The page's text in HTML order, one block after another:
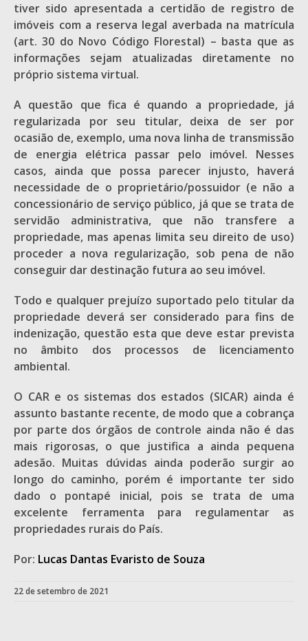
tiver sido apresentada a certidão de registro de
imóveis com a reserva legal averbada na matrícula
(art. 30 do Novo Código Florestal) – basta que as
informações sejam atualizadas diretamente no
próprio sistema virtual.
A questão que fica é quando a propriedade, já
regularizada por seu titular, deixa de ser por
ocasião de, exemplo, uma nova linha de transmissão
de energia elétrica passar pelo imóvel. Nesses
casos, ainda que possa parecer injusto, haverá
necessidade de o proprietário/possuidor (e não a
concessionário de serviço público, já que se trata de
servidão administrativa, que não transfere a
propriedade, mas apenas limita seu direito de uso)
proceder a nova regularização, sob pena de não
conseguir dar destinação futura ao seu imóvel.
Todo e qualquer prejuízo suportado pelo titular da
propriedade deverá ser considerado para fins de
indenização, questão esta que deve estar prevista
no âmbito dos processos de licenciamento
ambiental.
O CAR e os sistemas dos estados (SICAR) ainda é
assunto bastante recente, de modo que a cobrança
por parte dos órgãos de controle ainda não é das
mais rigorosas, o que justifica a ainda pequena
adesão. Muitas dúvidas ainda poderão surgir ao
longo do caminho, porém é importante ter sido
dado o pontapé inicial, pois se trata de uma
excelente ferramenta para regulamentar as
propriedades rurais do País.
Por: Lucas Dantas Evaristo de Souza
22 de setembro de 2021